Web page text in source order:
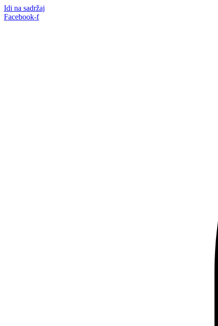
Idi na sadržaj
Facebook-f